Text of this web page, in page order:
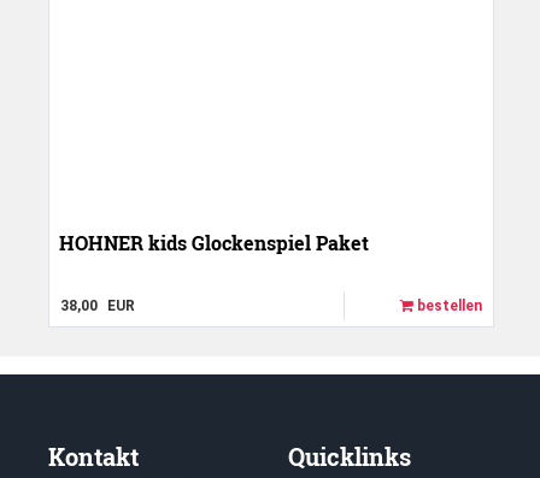
HOHNER kids Glockenspiel Paket
38,00 EUR bestellen
Kontakt Quicklinks